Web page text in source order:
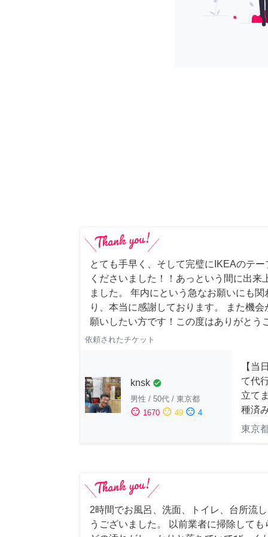
とても手早く、そして完璧にIKEAのテ
くださいました！！あっという間に出来
ました。 年内にという急なお願いにも
り、本当に感謝しております。 また機
願いしたい方です！この度はありがとう
依頼されたチケット
knsk check_circle
男性 / 50代 / 東京都
sentiment_satisfied 1670 sentiment_neutral 49 sentiment_dissatisfied 4
【当
て代
立て
種済
東京
2時間でお風呂、洗面、トイレ、台所流
うございました。 以前業者に掃除して